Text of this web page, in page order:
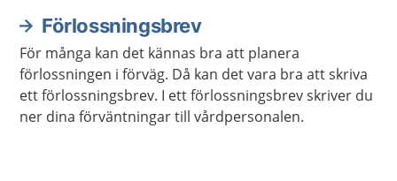
Förlossningsbrev
För många kan det kännas bra att planera
förlossningen i förväg. Då kan det vara bra att skriva
ett förlossningsbrev. I ett förlossningsbrev skriver du
ner dina förväntningar till vårdpersonalen.